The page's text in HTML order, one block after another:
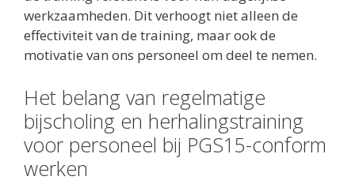
werkzaamheden. Dit verhoogt niet alleen de
effectiviteit van de training, maar ook de
motivatie van ons personeel om deel te nemen.
Het belang van regelmatige
bijscholing en herhalingstraining
voor personeel bij PGS15-conform
werken